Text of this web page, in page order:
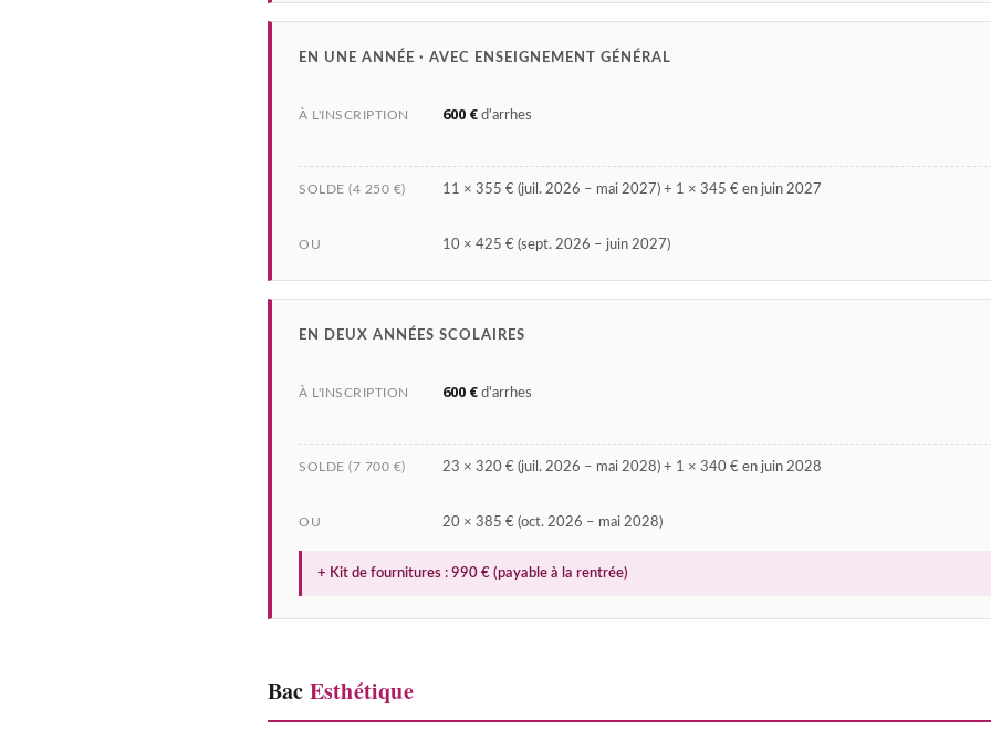
EN UNE ANNÉE · AVEC ENSEIGNEMENT GÉNÉRAL
À L'INSCRIPTION 600 € d'arrhes
SOLDE (4 250 €) 11 × 355 € (juil. 2026 – mai 2027) + 1 × 345 € en juin 2027
OU 10 × 425 € (sept. 2026 – juin 2027)
EN DEUX ANNÉES SCOLAIRES
À L'INSCRIPTION 600 € d'arrhes
SOLDE (7 700 €) 23 × 320 € (juil. 2026 – mai 2028) + 1 × 340 € en juin 2028
OU 20 × 385 € (oct. 2026 – mai 2028)
+ Kit de fournitures : 990 € (payable à la rentrée)
Bac Esthétique